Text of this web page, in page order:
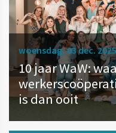
woensdag, 03 dec. 2025
10 jaar WaW:
is dan ooit